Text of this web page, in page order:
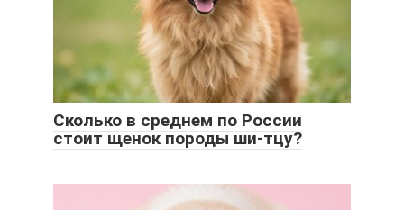
Сколько в среднем по России
стоит щенок породы ши-тцу?